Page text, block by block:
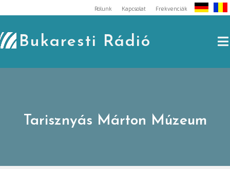
to
content
Rólunk Kapcsolat Frekvenciák
Bukaresti Rádió
Tarisznyás Márton Múzeum